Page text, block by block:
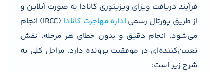
فرآیند دریافت ویزای ویزیتوری کانادا به صورت آنلاین و
از طریق پورتال رسمی اداره مهاجرت کانادا
(IRCC) انجام
می‌شود. انجام دقیق و بدون خطای هر مرحله، نقش
تعیین‌کننده‌ای در موفقیت پرونده دارد. مراحل کلی به
شرح زیر است: